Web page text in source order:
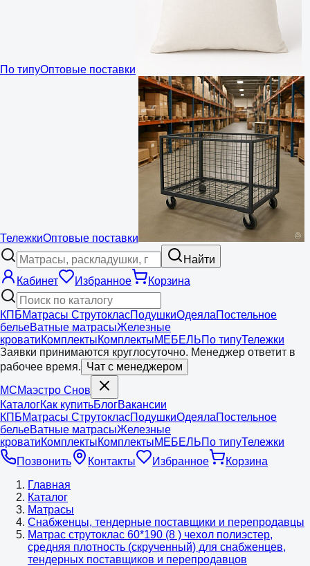
По типуОптовые поставки
ТележкиОптовые поставки
Найти
Кабинет
Избранное Корзина
КПБМатрасы СтрутокласПодушкиОдеялаПостельное
бельеВатные матрасыЖелезные
кроватиКомплектыКомплектыМЕБЕЛЬПо типуТележки
Заявки принимаются круглосуточно. Менеджер ответит в
рабочее время. Чат с менеджером
МСМаэстро Снов
КаталогКак купитьБлогВакансии
КПБМатрасы СтрутокласПодушкиОдеялаПостельное
бельеВатные матрасыЖелезные
кроватиКомплектыКомплектыМЕБЕЛЬПо типуТележки
Позвонить
Контакты Избранное
Корзина
Главная
Каталог
Матрасы
Снабженцы, тендерные поставщики и перепродавцы
Матрас струтоклас 60*190 (8 ) чехол полиэстер,
средняя плотность (скрученный) для снабженцев,
тендерных поставщиков и перепродавцов